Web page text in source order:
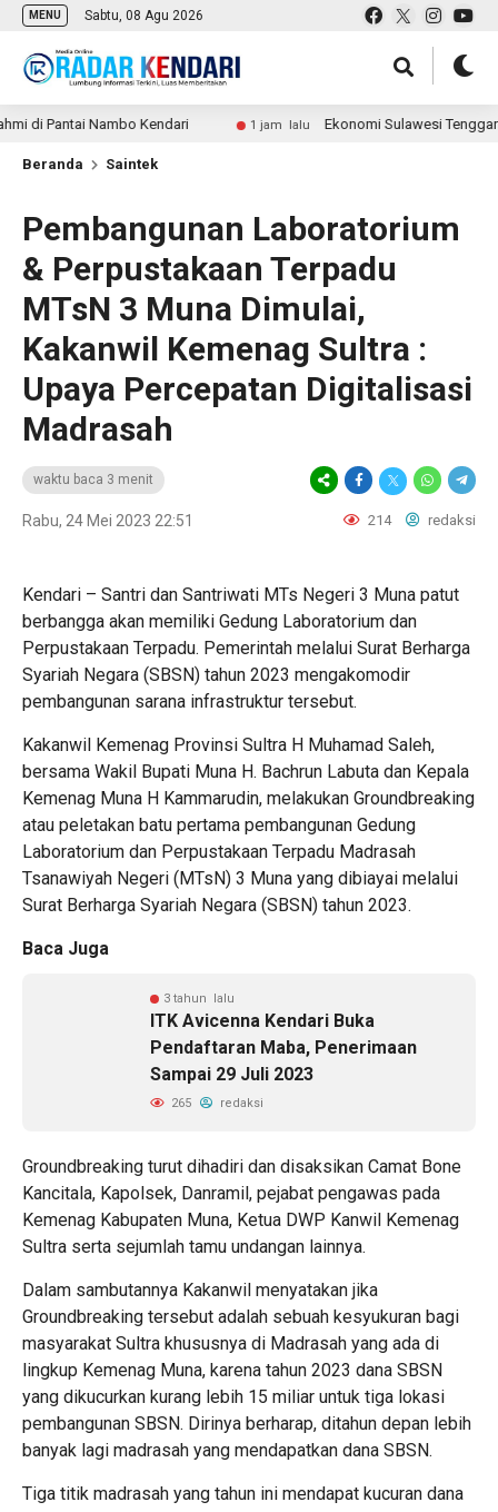
MENU Sabtu, 08 Agu 2026
Nambo Kendari 1 jam lalu Ekonomi Sulawesi Tenggara
Beranda Saintek
Pembangunan Laboratorium
& Perpustakaan Terpadu
MTsN 3 Muna Dimulai,
Kakanwil Kemenag Sultra :
Upaya Percepatan Digitalisasi
Madrasah
waktu baca 3 menit
Rabu, 24 Mei 2023 22:51 214 redaksi
Kendari – Santri dan Santriwati MTs Negeri 3 Muna patut
berbangga akan memiliki Gedung Laboratorium dan
Perpustakaan Terpadu. Pemerintah melalui Surat Berharga
Syariah Negara (SBSN) tahun 2023 mengakomodir
pembangunan sarana infrastruktur tersebut.
Kakanwil Kemenag Provinsi Sultra H Muhamad Saleh,
bersama Wakil Bupati Muna H. Bachrun Labuta dan Kepala
Kemenag Muna H Kammarudin, melakukan Groundbreaking
atau peletakan batu pertama pembangunan Gedung
Laboratorium dan Perpustakaan Terpadu Madrasah
Tsanawiyah Negeri (MTsN) 3 Muna yang dibiayai melalui
Surat Berharga Syariah Negara (SBSN) tahun 2023.
Baca Juga
3 tahun lalu
ITK Avicenna Kendari Buka
Pendaftaran Maba, Penerimaan
Sampai 29 Juli 2023
265 redaksi
Groundbreaking turut dihadiri dan disaksikan Camat Bone
Kancitala, Kapolsek, Danramil, pejabat pengawas pada
Kemenag Kabupaten Muna, Ketua DWP Kanwil Kemenag
Sultra serta sejumlah tamu undangan lainnya.
Dalam sambutannya Kakanwil menyatakan jika
Groundbreaking tersebut adalah sebuah kesyukuran bagi
masyarakat Sultra khususnya di Madrasah yang ada di
lingkup Kemenag Muna, karena tahun 2023 dana SBSN
yang dikucurkan kurang lebih 15 miliar untuk tiga lokasi
pembangunan SBSN. Dirinya berharap, ditahun depan lebih
banyak lagi madrasah yang mendapatkan dana SBSN.
Tiga titik madrasah yang tahun ini mendapat kucuran dana